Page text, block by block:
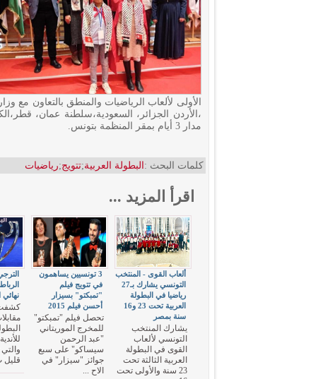
،الأردن الجزائر، السعودية،سلطنة عمان،
مدار 3 أيام بمقر المنظمة بتونس.
كلمات البحث : البطولة العربية;تتويج;رياضيات
اقرأ المزيد ...
نهائي
قليل
3 تونسيين يساهمون
في تتويج فيلم
"تمبكتو" بسيزار
أحسن فيلم 2015
تحصل فيلم "تمبكتو"
للمخرج الموريتاني
"عبد الرحمن
سيساكو" على سبع
جوائز "سيزار" في
الاح ...
ألعاب القوى - المنتخب
التونسي يشارك بـ27
رياضيا في البطولة
العربية تحت 23 و16
سنة بمصر
يشارك المنتخب
التونسي لألعاب
القوى في البطولة
العربية الثالثة تحت
23 سنة والأولى تحت